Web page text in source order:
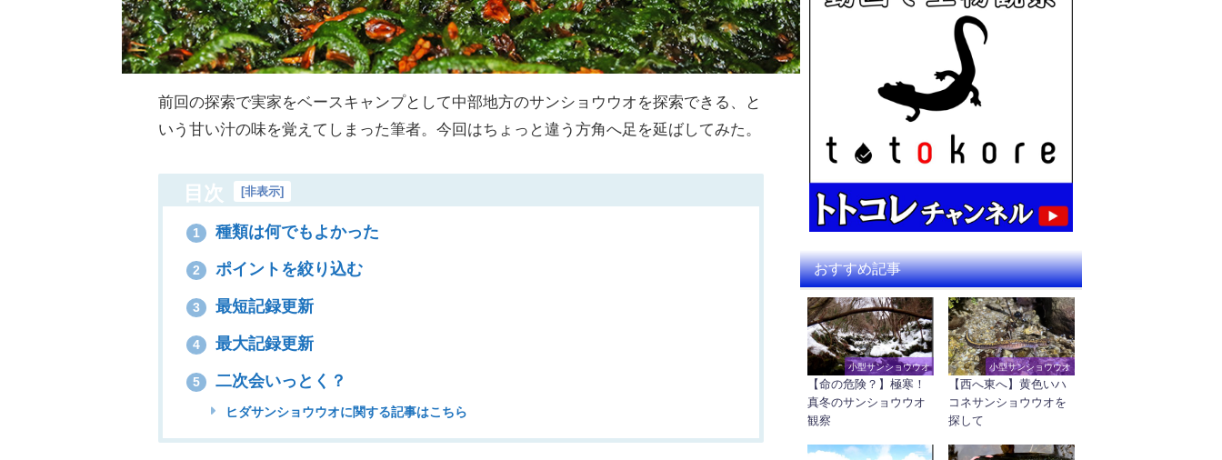
前回の探索で実家をベースキャンプとして中部地方のサンショウウオを探索できる、と
いう甘い汁の味を覚えてしまった筆者。今回はちょっと違う方角へ足を延ばしてみた。
目次 [非表示]
1 種類は何でもよかった
2 ポイントを絞り込む
3 最短記録更新
4 最大記録更新
5 二次会いっとく？
ヒダサンショウウオに関する記事はこちら
おすすめ記事
小型サンショウウオ
【命の危険？】極寒！
真冬のサンショウウオ
観察
小型サンショウウオ
【西へ東へ】黄色いハ
コネサンショウウオを
探して